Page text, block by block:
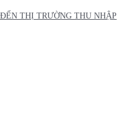
THỊ TRƯỜNG THU NHẬP